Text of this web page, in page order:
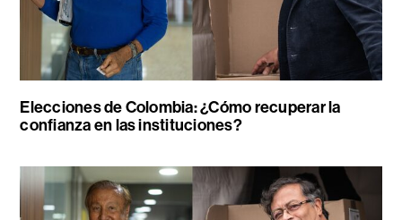
Elecciones de Colombia: ¿Cómo recuperar la
confianza en las instituciones?